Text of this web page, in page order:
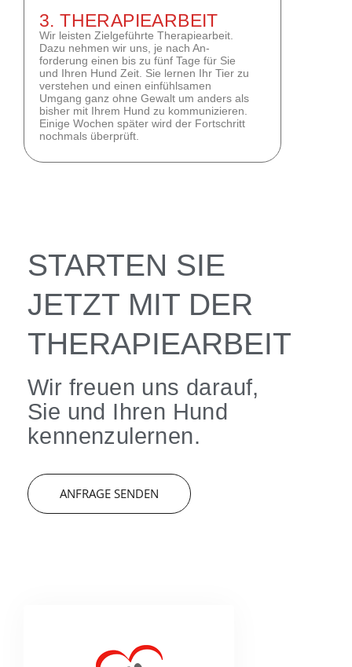
3. THERAPIEARBEIT
Wir leisten Zielgeführte Therapiearbeit.
Dazu nehmen wir uns, je nach An-
forderung einen bis zu fünf Tage für Sie
und Ihren Hund Zeit. Sie lernen Ihr Tier zu
verstehen und einen einfühlsamen
Umgang ganz ohne Gewalt um anders als
bisher mit Ihrem Hund zu kommunizieren.
Einige Wochen später wird der Fortschritt
nochmals überprüft.
STARTEN SIE
JETZT MIT DER
THERAPIEARBEIT
Wir freuen uns darauf,
Sie und Ihren Hund
kennenzulernen.
ANFRAGE SENDEN